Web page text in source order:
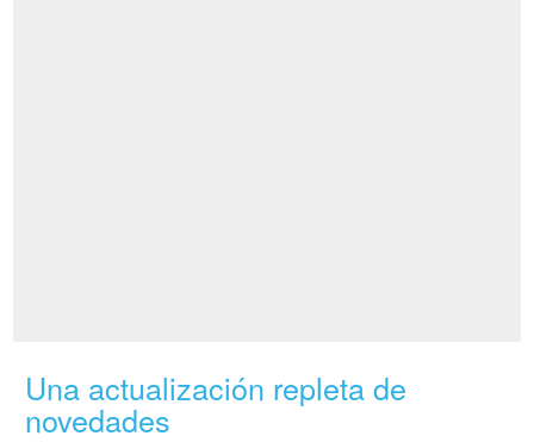
Una actualización repleta de
novedades